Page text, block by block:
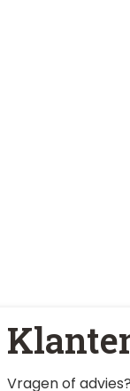
Vragen of